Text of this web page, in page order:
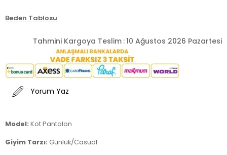
Beden Tablosu
Tahmini Kargoya Teslim :10 Ağustos 2026 Pazartesi
Yorum Yaz
Model: Kot Pantolon
Giyim Tarzı: Günlük/Casual